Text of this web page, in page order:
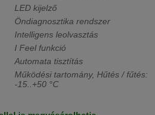
LED kijelző
Öndiagnosztika rendszer
Intelligens leolvasztás
I Feel funkció
Automata tisztítás
Működési tartomány, Hűtés / fűtés:
-15..+50 °C